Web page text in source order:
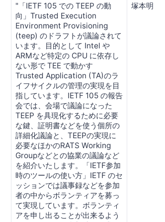
"「IETF 105 での TEEP の動
向」Trusted Execution
Environment Provisioning
(teep) のドラフトが議論されて
います。目的として Intel や
ARMなど特定の CPU に依存し
ない形で TEE で動かす
Trusted Application (TA)のラ
イフサイクルの管理の実現を目
指しています。IETF 105 の報告
会では、会場で議論になった
TEEP を具現化するために必要
な鍵、証明書などを使う個所の
詳細化議論と、TEEPの実現に
必要なほかのRATS Working
Groupなどとの協業の議論など
を紹介いたします。「IETF参加
時のツールの使い方」IETF のセ
ッションでは議事録などを参加
者の中からボランティアを募っ
て実現しています。ボランティ
アを申し出ることが出来るよう
塚本明